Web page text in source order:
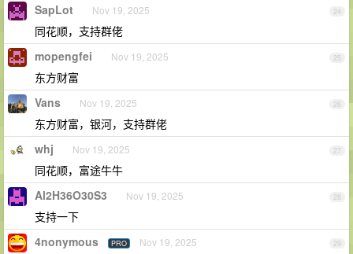
24
SapLot Nov 19, 2025
同花顺，支持群佬
25
mopengfei Nov 19, 2025
东方财富
26
Vans Nov 19, 2025
东方财富，银河，支持群佬
27
whj Nov 19, 2025
同花顺，富途牛牛
28
Al2H36O30S3 Nov 19, 2025
支持一下
29
4nonymous PRO Nov 19, 2025